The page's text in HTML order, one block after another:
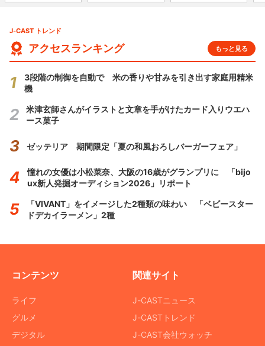
J-CAST トレンド
アクセスランキング もっと見る
3段階の制御を自動で 米の香りや甘みを引き出す家庭用精米
機
米津玄師さんがイラストと文章を手がけたカード入りウエハ
ース菓子
ゼッテリア 期間限定「夏の和風おろしバーガーフェア」
憧れの女優は小松菜奈、大阪の16歳がグランプリに 「bijo
ux新人発掘オーディション2026」リポート
「VIVANT」をイメージした2種類の味わい 「ベビースター
ドデカイラーメン」2種
コンテンツ
ライフ
グルメ
デジタル
関連サイト
J-CASTニュース
J-CASTトレンド
J-CAST会社ウォッチ